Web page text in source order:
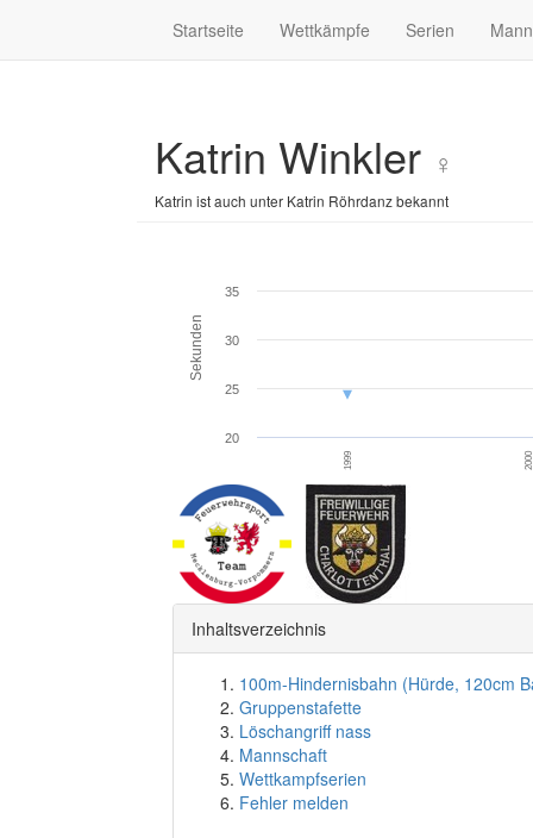
Startseite Wettkämpfe Serien
Katrin Winkler ♀
Katrin ist auch unter Katrin Röhrdanz bekannt
Sekunden
1999
20
25
30
35
Inhaltsverzeichnis
100m-Hindernisbahn (Hürde, 120cm
Gruppenstafette
Löschangriff nass
Mannschaft
Wettkampfserien
Fehler melden